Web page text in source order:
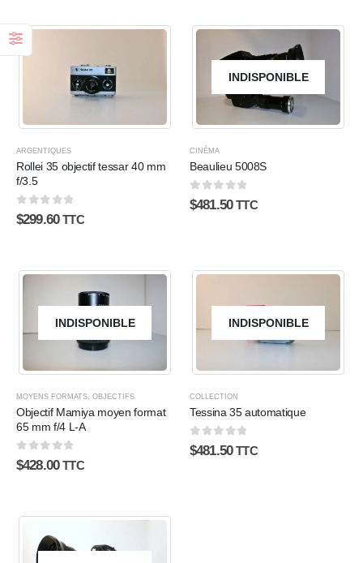
ARGENTIQUES
Rollei 35 objectif tessar 40 mm
f/3.5
0sur 5
$299.60 TTC
INDISPONIBLE
CINÉMA
Beaulieu 5008S
0sur 5
$481.50 TTC
INDISPONIBLE
MOYENS FORMATS OBJECTIFS
Objectif Mamiya moyen format
65 mm f/4 L-A
0sur 5
$428.00 TTC
INDISPONIBLE
COLLECTION
Tessina 35 automatique
0sur 5
$481.50 TTC